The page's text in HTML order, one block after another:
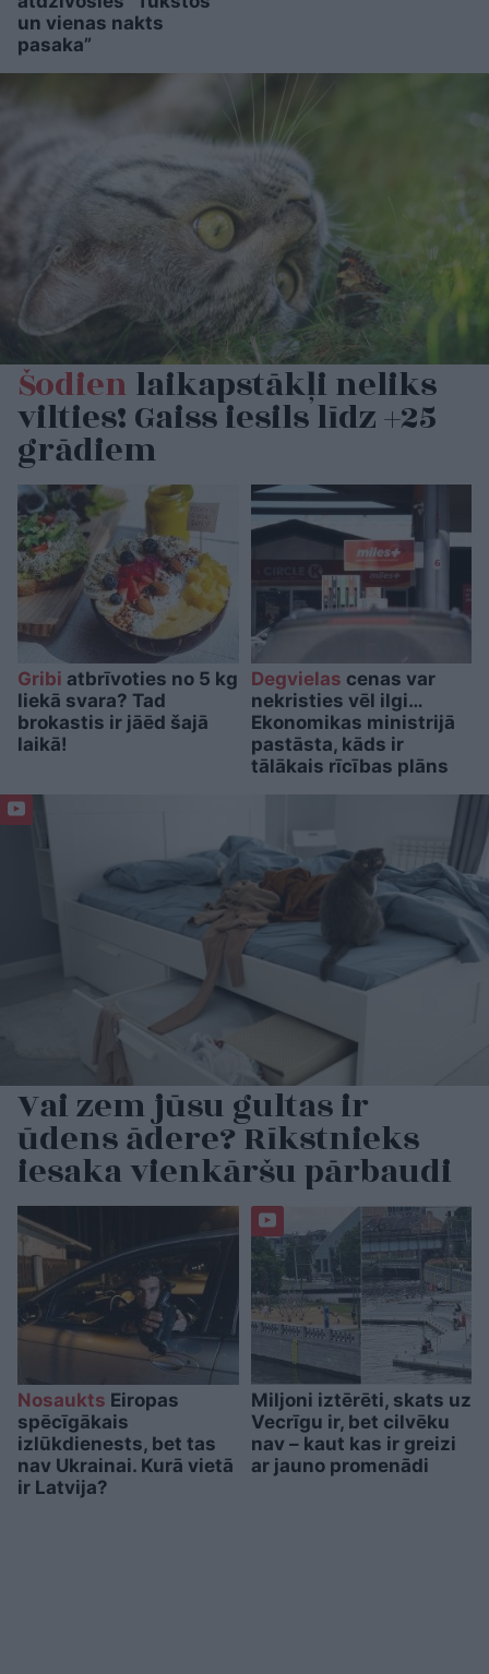
un vienas nakts
pasaka”
Šodienlaikapstākļi neliks
vilties! Gaiss iesils līdz +25
grādiem
Gribi atbrīvoties no 5 kg
liekā svara? Tad
brokastis ir jāēd šajā
laikā!
Degvielas cenas var
nekristies vēl ilgi…
Ekonomikas ministrijā
pastāsta, kāds ir
tālākais rīcības plāns
Vai zem jūsu gultas ir
ūdens ādere? Rīkstnieks
iesaka vienkāršu pārbaudi
Nosaukts Eiropas
spēcīgākais
izlūkdienests, bet tas
nav Ukrainai. Kurā vietā
ir Latvija?
Miljoni iztērēti, skats uz
Vecrīgu ir, bet cilvēku
nav – kaut kas ir greizi
ar jauno promenādi